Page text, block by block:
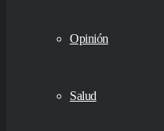
Opinión
Salud